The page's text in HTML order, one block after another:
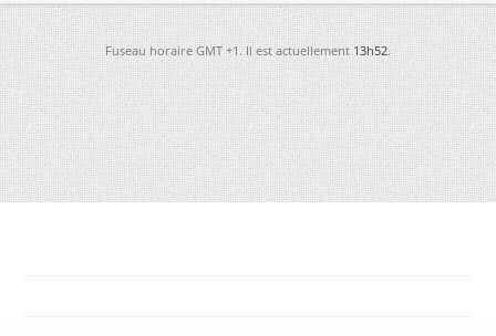
Fuseau horaire GMT +1. Il est actuellement13h52.